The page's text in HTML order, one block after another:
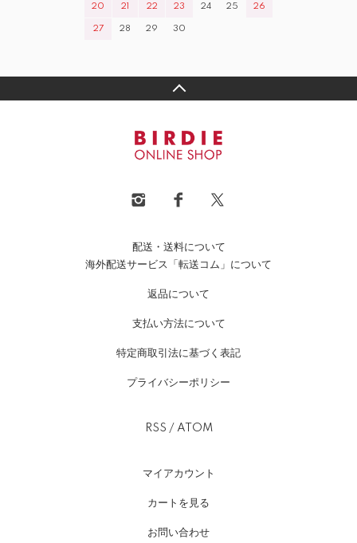
20 21 22 23 24 25 26
27 28 29 30
配送・送料について
海外配送サービス「転送コム」について
返品について
支払い方法について
特定商取引法に基づく表記
プライバシーポリシー
RSS / ATOM
マイアカウント
カートを見る
お問い合わせ